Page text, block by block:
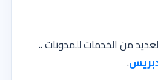
من الخدمات للمدونات ..
.